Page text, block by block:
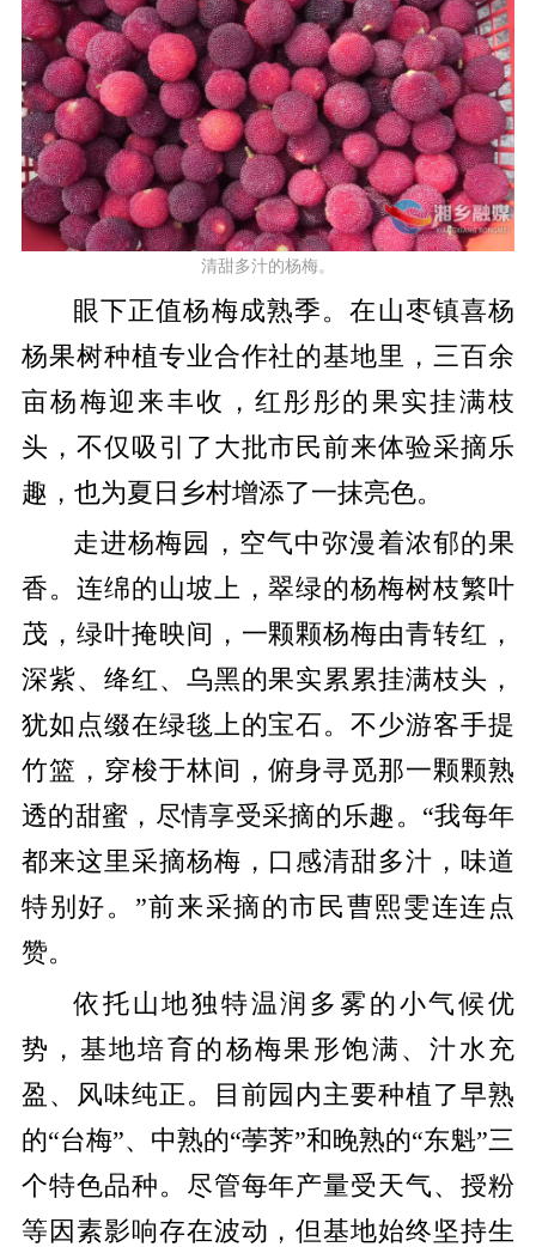
清甜多汁的杨梅。
眼下正值杨梅成熟季。在山枣镇喜杨
杨果树种植专业合作社的基地里，三百余
亩杨梅迎来丰收，红彤彤的果实挂满枝
头，不仅吸引了大批市民前来体验采摘乐
趣，也为夏日乡村增添了一抹亮色。
走进杨梅园，空气中弥漫着浓郁的果
香。连绵的山坡上，翠绿的杨梅树枝繁叶
茂，绿叶掩映间，一颗颗杨梅由青转红，
深紫、绛红、乌黑的果实累累挂满枝头，
犹如点缀在绿毯上的宝石。不少游客手提
竹篮，穿梭于林间，俯身寻觅那一颗颗熟
透的甜蜜，尽情享受采摘的乐趣 。 “我每年
都来这里采摘杨梅，口感清甜多汁，味道
特别好。”前来采摘的市民曹熙雯连连点
赞。
依托山地独特温润多雾的小气候优
势，基地培育的杨梅果形饱满、汁水充
盈、风味纯正。目前园内主要种植了早熟
的“台梅”、中熟的“荸荠”和晚熟的“东魁”三
个特色品种。尽管每年产量受天气、授粉
等因素影响存在波动，但基地始终坚持生